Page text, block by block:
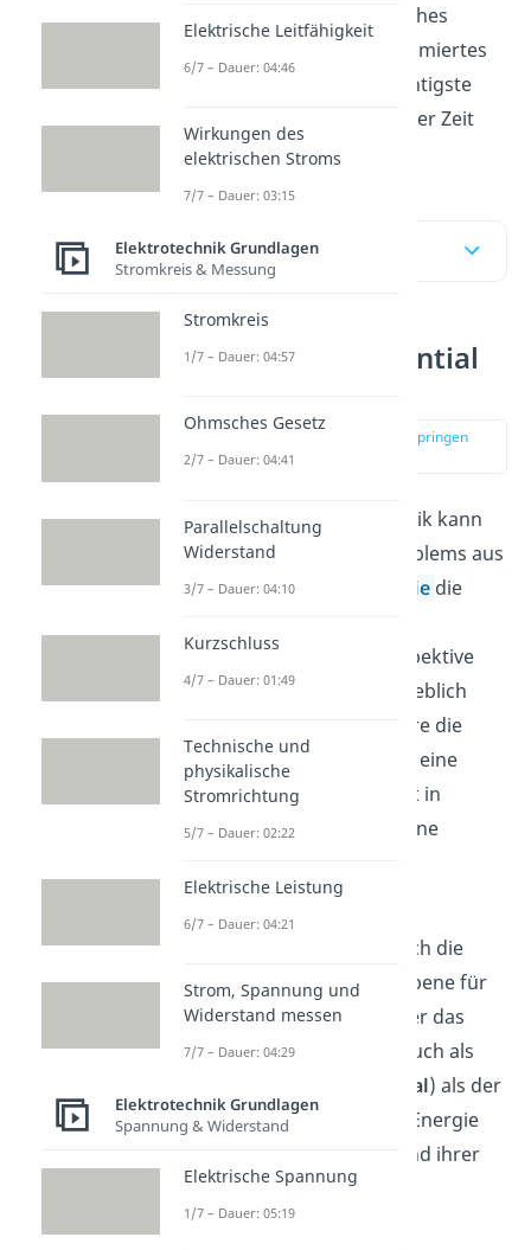
denn zum Thema Elektrisches
Potential haben wir ein animiertes
, in dem du das Wichtigste
aus diesem Beitrag in kurzer Zeit
erklärt bekommst.
Inhaltsübersicht
Elektrisches Potential
zur Stelle im Video springen
(00:11)
In der klassischen Mechanik kann
die Betrachtung eines Problems aus
der Perspektive der
Energie die
Betrachtung aus der Perspektive
der Kräfte am System, erheblich
vereinfachen. Insbesondere die
Tatsache, dass die Energie eine
Erhaltungsgröße
ist, spielt in
diesem Zusammenhang eine
Auch in der klassischen
Elektrodynamik erweist sich die
Betrachtung auf Energieebene für
sehr nützlich. Es wird daher das
elektrische Potential
(auch als
elektrostatisches Potential) als der
Quotient aus potentieller Energie
einer Probeladung und ihrer
Ladungsmenge
Elektrische Leitfähigkeit
6/7 – Dauer: 04:46
Wirkungen des
elektrischen Stroms
7/7 – Dauer: 03:15
Elektrotechnik Grundlagen
Stromkreis & Messung
Stromkreis
1/7 – Dauer: 04:57
Ohmsches Gesetz
2/7 – Dauer: 04:41
Parallelschaltung
Widerstand
3/7 – Dauer: 04:10
Kurzschluss
4/7 – Dauer: 01:49
Technische und
physikalische
Stromrichtung
5/7 – Dauer: 02:22
Elektrische Leistung
6/7 – Dauer: 04:21
Strom, Spannung und
Widerstand messen
7/7 – Dauer: 04:29
Elektrotechnik Grundlagen
Spannung & Widerstand
Elektrische Spannung
1/7 – Dauer: 05:19